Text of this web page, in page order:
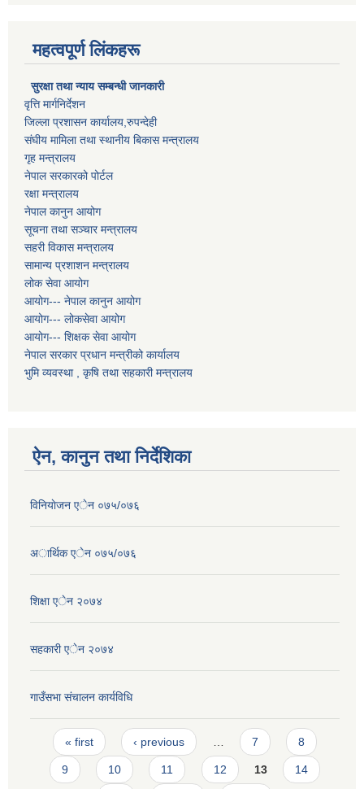
महत्वपूर्ण लिंकहरू
सुरक्षा तथा न्याय सम्बन्धी जानकारी
वृत्ति मार्गनिर्देशन
जिल्ला प्रशासन कार्यालय,रुपन्देही
संघीय मामिला तथा स्थानीय बिकास मन्त्रालय
गृह मन्त्रालय
नेपाल सरकारको पोर्टल
रक्षा मन्त्रालय
नेपाल कानुन आयोग
सूचना तथा सञ्चार मन्त्रालय
सहरी विकास मन्त्रालय
सामान्य प्रशाशन मन्त्रालय
लोक सेवा आयोग
आयोग--- नेपाल कानुन आयोग
आयोग--- लोकसेवा आयोग
आयोग--- शिक्षक सेवा आयोग
नेपाल सरकार प्रधान मन्त्रीको कार्यालय
भुमि व्यवस्था , कृषि तथा सहकारी मन्त्रालय
ऐन, कानुन तथा निर्देशिका
विनियाेजन एेन ०७५/०७६
अार्थिक एेन ०७५/०७६
शिक्षा एेन २०७४
सहकारी एेन २०७४
गाउँसभा संचालन कार्यविधि
Pages
« first ‹ previous 7 8
9 10 11 12 13 14